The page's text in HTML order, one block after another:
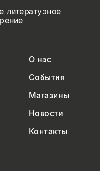
литературное
О нас
События
Магазины
Новости
Контакты